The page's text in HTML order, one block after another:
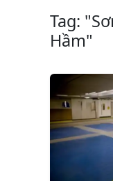
Tag:
Hầm"